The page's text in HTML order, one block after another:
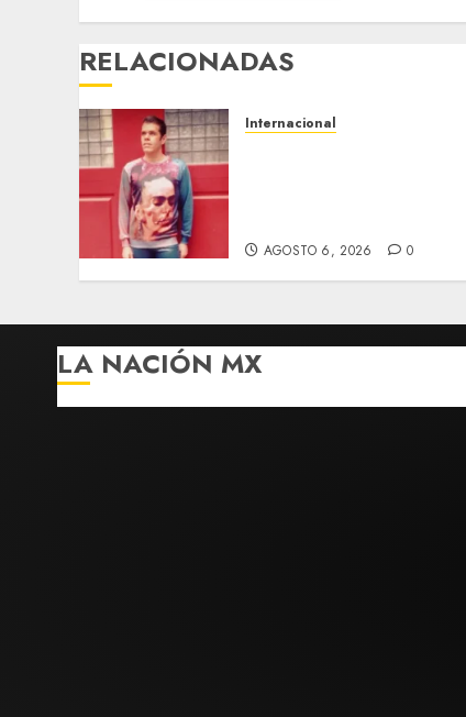
RELACIONADAS
Internacional
AGOSTO 6, 2026 0
LA NACIÓN MX